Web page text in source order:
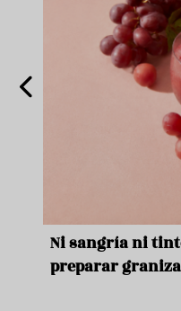
Ni sangría ni
preparar